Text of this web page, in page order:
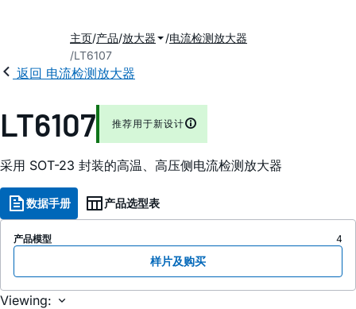
主页 产品 放大器
电流检测放大器
LT6107
返回 电流检测放大器
LT6107 推荐用于新设计
采用 SOT-23 封装的高温、高压侧电流检测放大器
数据手册 产品选型表
产品模型 4
样片及购买
Viewing: